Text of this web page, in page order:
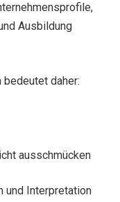
Ausbildung
bedeutet daher:
ausschmücken
und Interpretation